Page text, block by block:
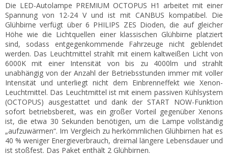
Die LED-Autolampe PREMIUM OCTOPUS H1 arbeitet mit einer
Spannung von 12-24 V und ist mit CANBUS kompatibel. Die
Glühbirne verfügt über 6 PHILIPS ZES Dioden, die auf gleicher
Höhe wie die Lichtquellen einer klassischen Glühbirne platziert
sind, sodass entgegenkommende Fahrzeuge nicht geblendet
werden. Das Leuchtmittel strahlt mit einem kaltweißen Licht von
6000K mit einer Intensität von bis zu 4000lm und strahlt
unabhängig von der Anzahl der Betriebsstunden immer mit voller
Intensität und unterliegt nicht dem Einbrenneffekt wie Xenon-
Leuchtmittel. Das Leuchtmittel ist mit einem passiven Kühlsystem
(OCTOPUS) ausgestattet und dank der START NOW-Funktion
sofort betriebsbereit, was ein großer Vorteil gegenüber Xenons
ist, die etwa 30 Sekunden benötigen, um die Lampe vollständig
„aufzuwärmen“. Im Vergleich zu herkömmlichen Glühbirnen hat es
40 % weniger Energieverbrauch, dreimal längere Lebensdauer und
ist stoßfest. Das Paket enthält 2 Glühbirnen.